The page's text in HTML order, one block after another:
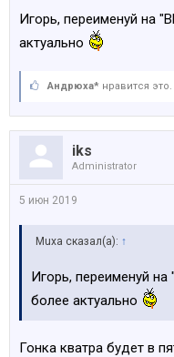
Игорь, переименуй на
актуально
Андрюха* нравится это.
iks
Administrator
5 июн 2019
Muxa сказал(а): ↑
Игорь, переименуй на
более актуально
Гонка кватра будет в